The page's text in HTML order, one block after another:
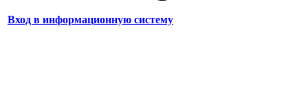
Вход в информационную систему